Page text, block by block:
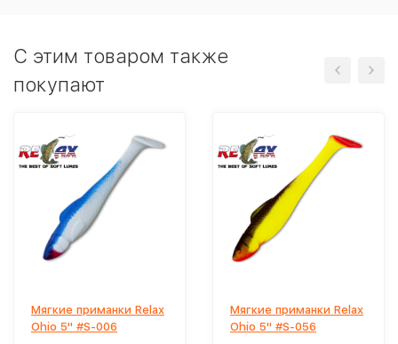
C этим товаром также
покупают
Мягкие приманки Relax
Ohio 5'' #S-006
Мягкие приманки Relax
Ohio 5'' #S-056